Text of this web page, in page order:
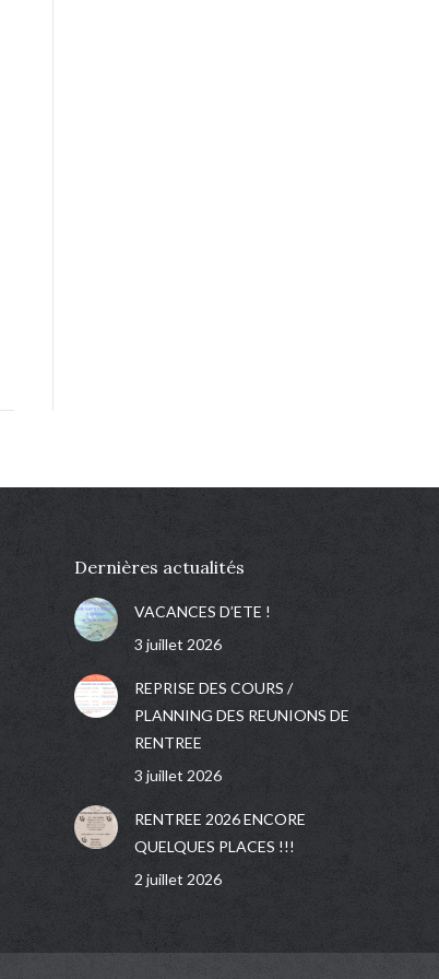
Dernières actualités
VACANCES D’ETE !
3 juillet 2026
REPRISE DES COURS /
PLANNING DES REUNIONS DE
RENTREE
3 juillet 2026
RENTREE 2026 ENCORE
QUELQUES PLACES !!!
2 juillet 2026